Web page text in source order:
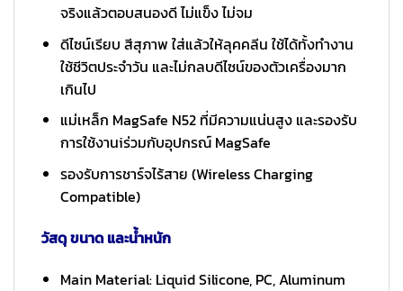
จริงแล้วตอบสนองดี ไม่แข็ง ไม่จม
ดีไซน์เรียบ สีสุภาพ ใส่แล้วให้ลุคคลีน ใช้ได้ทั้งทำงาน
ใช้ชีวิตประจำวัน และไม่กลบดีไซน์ของตัวเครื่องมาก
เกินไป
แม่เหล็ก MagSafe N52 ที่มีความแน่นสูง และรองรับ
การใช้งานiร่วมกับอุปกรณ์ MagSafe
รองรับการชาร์จไร้สาย (Wireless Charging
Compatible)
วัสดุ ขนาด และน้ำหนัก
Main Material: Liquid Silicone, PC, Aluminum